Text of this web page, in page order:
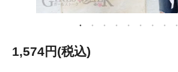
1,574円(税込)